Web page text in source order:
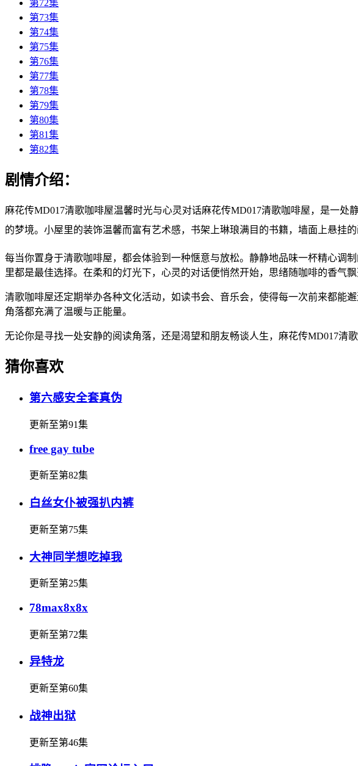
第72集
第73集
第74集
第75集
第76集
第77集
第78集
第79集
第80集
第81集
第82集
剧情介绍：
麻花传MD017清歌咖啡屋温馨时光与心灵对话麻花传MD017清歌咖啡屋，是一
的梦境。小屋里的装饰温馨而富有艺术感，书架上琳琅满目的书籍，墙面上悬挂
每当你置身于清歌咖啡屋，都会体验到一种惬意与放松。静静地品味一杯精心调
里都是最佳选择。在柔和的灯光下，心灵的对话便悄然开始，思绪随咖啡的香气飘
清歌咖啡屋还定期举办各种文化活动，如读书会、音乐会，使得每一次前来都能
角落都充满了温暖与正能量。
无论你是寻找一处安静的阅读角落，还是渴望和朋友畅谈人生，麻花传MD017清
猜你喜欢
第六感安全套真伪
更新至第91集
free gay tube
更新至第82集
白丝女仆被强扒内裤
更新至第75集
大神同学想吃掉我
更新至第25集
78max8x8x
更新至第72集
异特龙
更新至第60集
战神出狱
更新至第46集